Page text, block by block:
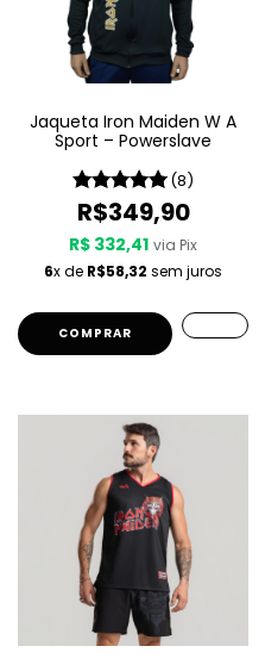
Jaqueta Iron Maiden W A
Sport – Powerslave
(8)
R$349,90
R$ 332,41 via Pix
6x de R$58,32 sem juros
COMPRAR